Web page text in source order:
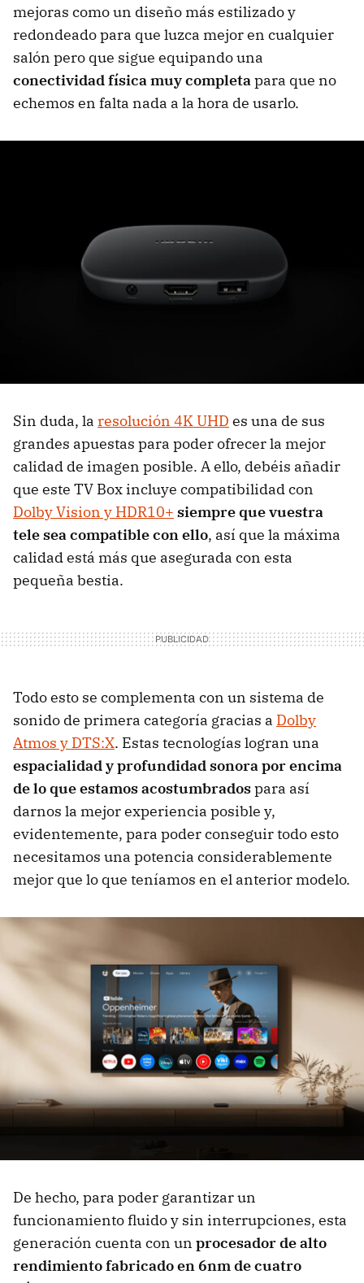
mejoras como un diseño más estilizado y
redondeado para que luzca mejor en cualquier
salón pero que sigue equipando una
conectividad física muy completapara que no
echemos en falta nada a la hora de usarlo.
Sin duda, la resolución 4K UHD es una de sus
grandes apuestas para poder ofrecer la mejor
calidad de imagen posible. A ello, debéis añadir
que este TV Box incluye compatibilidad con
Dolby Vision y HDR10+ siempre que vuestra
tele sea compatible con ello, así que la máxima
calidad está más que asegurada con esta
pequeña bestia.
Todo esto se complementa con un sistema de
sonido de primera categoría gracias a Dolby
Atmos y DTS:X. Estas tecnologías logran una
espacialidad y profundidad sonora por encima
de lo que estamos acostumbradospara así
darnos la mejor experiencia posible y,
evidentemente, para poder conseguir todo esto
necesitamos una potencia considerablemente
mejor que lo que teníamos en el anterior modelo.
De hecho, para poder garantizar un
funcionamiento fluido y sin interrupciones, esta
generación cuenta con un procesador de alto
rendimiento fabricado en 6nm de cuatro